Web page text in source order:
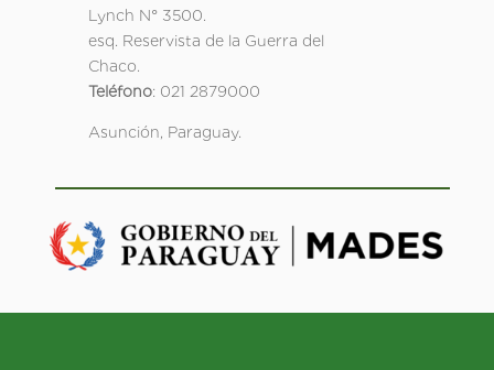
Lynch N° 3500.
esq. Reservista de la Guerra del
Chaco.
Teléfono: 021 2879000
Asunción, Paraguay.